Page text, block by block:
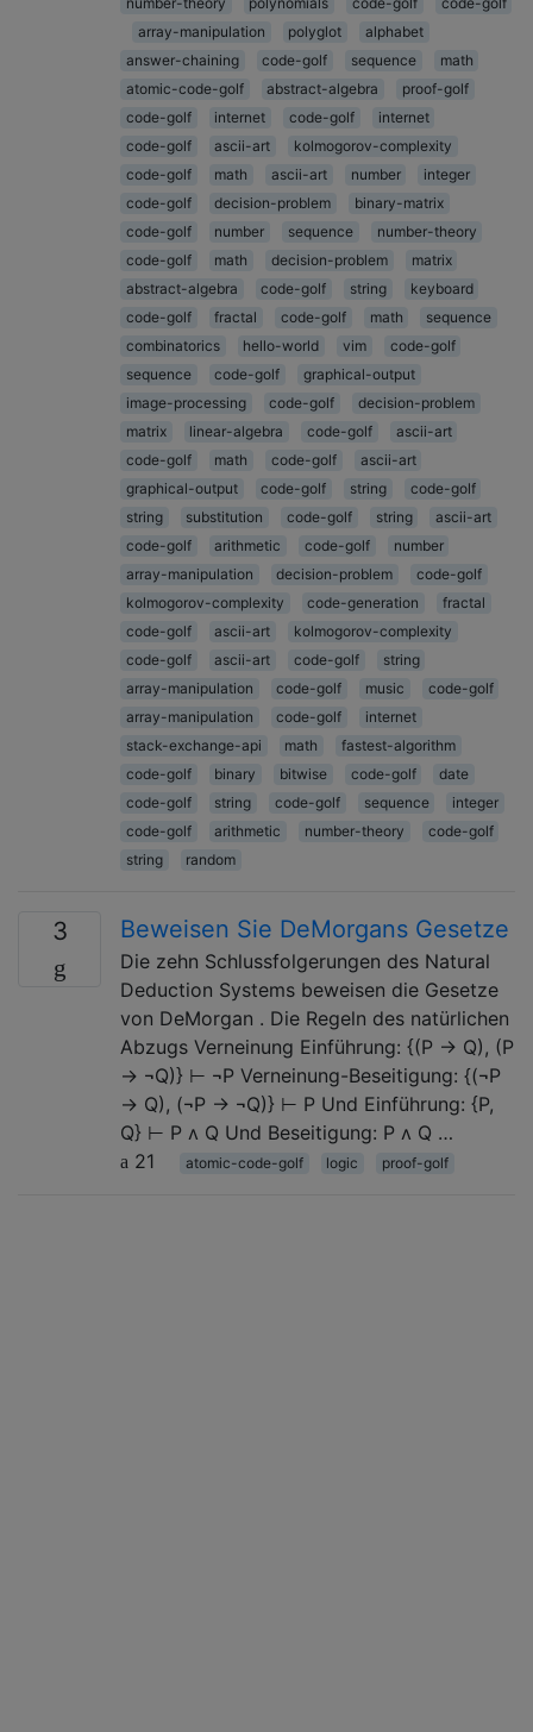
array-manipulation
polyglot
alphabet
answer-chaining
code-golf sequence
math
atomic-code-golf
abstract-algebra
proof-golf
code-golf
internet code-golf
internet
code-golf
ascii-art
kolmogorov-complexity
code-golf
math ascii-art number
integer
code-golf
decision-problem
binary-matrix
code-golf
number sequence
number-theory
code-golf
math decision-problem
matrix
abstract-algebra
code-golf string
keyboard
code-golf
fractal code-golf math
sequence
combinatorics
hello-world vim
code-golf
sequence
code-golf
graphical-output
image-processing
code-golf
decision-problem
matrix
linear-algebra code-golf
ascii-art
code-golf
math code-golf
ascii-art
graphical-output
code-golf string
code-golf
string
substitution code-golf string
ascii-art
code-golf
arithmetic code-golf
number
array-manipulation
decision-problem
code-golf
kolmogorov-complexity
code-generation
fractal
code-golf
ascii-art
kolmogorov-complexity
code-golf
ascii-art code-golf
string
array-manipulation
code-golf music
code-golf
array-manipulation
code-golf
internet
stack-exchange-api
math
fastest-algorithm
code-golf
binary bitwise code-golf
date
code-golf
string code-golf sequence
integer
code-golf
arithmetic number-theory
code-golf
string
random
3 Beweisen Sie DeMorgans Gesetze
Die zehn Schlussfolgerungen des Natural
Deduction Systems beweisen die Gesetze
von DeMorgan . Die Regeln des natürlichen
Abzugs Verneinung Einführung: {(P → Q), (P
→ ¬Q)} ⊢ ¬P Verneinung-Beseitigung: {(¬P
→ Q), (¬P → ¬Q)} ⊢ P Und Einführung: {P,
Q} ⊢ P ʌ Q Und Beseitigung: P ʌ Q …
21
atomic-code-golf logic proof-golf